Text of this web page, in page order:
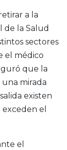
a la
de la Salud
sectores
el médico
que la
mirada
existen
el
el